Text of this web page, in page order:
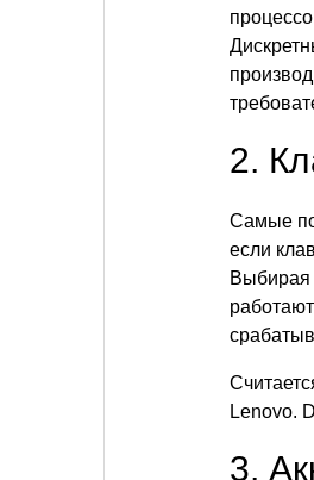
2.
Самые
если
Выбирая
Lenovo.
3.